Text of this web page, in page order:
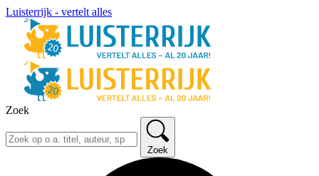
Luisterrijk - vertelt alles
Zoek
Zoek